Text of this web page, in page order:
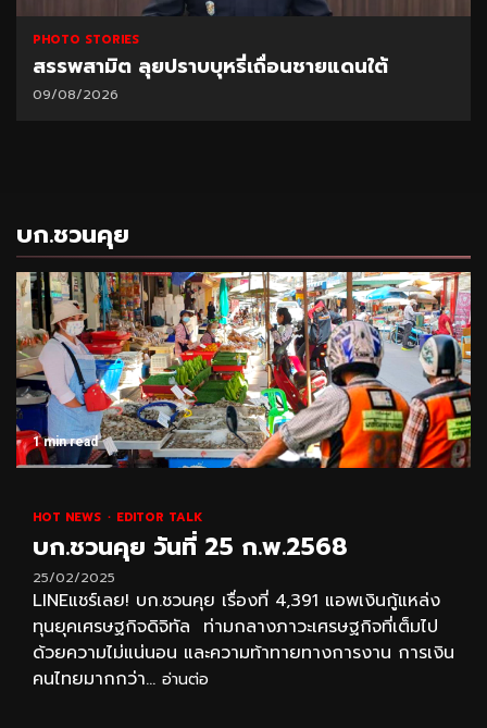
PHOTO STORIES
TOA เดินหน้า Green Mission จับมือ มูลนิธิแม่
ฟ้าหลวงฯ ฟื้นฟูผืนป่า สร้างแหล่งดูดซับคาร์บอน
บก.ชวนคุย
1 min read
HOT NEWS EDITOR TALK
บก.ชวนคุย วันที่ 25 ก.พ.2568
25/02/2025
LINEแชร์เลย! บก.ชวนคุย เรื่องที่ 4,391 แอพเงินกู้แหล่ง
ทุนยุคเศรษฐกิจดิจิทัล ท่ามกลางภาวะเศรษฐกิจที่เต็มไป
ด้วยความไม่แน่นอน และความท้าทายทางการงาน การเงิน
คนไทยมากกว่า... อ่านต่อ